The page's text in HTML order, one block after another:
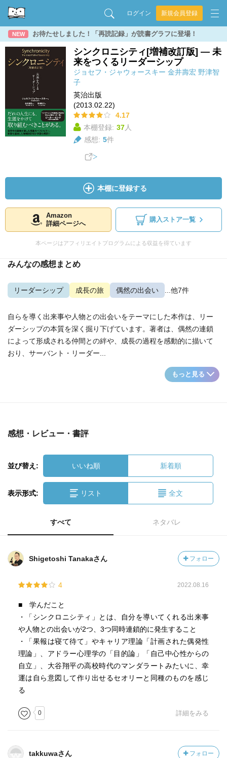
ログイン 新規会員登録
NEW お待たせしました！「再読記録」が読書グラフに登場！
シンクロニシティ[増補改訂版] ― 未
来をつくるリーダーシップ
ジョセフ・ジャウォースキー 金井壽宏 野津智
子
英治出版
(2013.02.22)
4.17
本棚登録: 37人
感想: 5件
本棚に登録する
Amazon
詳細ページへ
購入ストア一覧
本ページはアフィリエイトプログラムによる収益を得ています
みんなの感想まとめ
リーダーシップ 成長の旅 偶然の出会い ...他7件
自らを導く出来事や人物との出会いをテーマにした本作は、リー
ダーシップの本質を深く掘り下げています。著者は、偶然の連鎖
によって形成される仲間との絆や、成長の過程を感動的に描いて
おり、サーバント・リーダー...
もっと見る
感想・レビュー・書評
並び替え: いいね順 新着順
表示形式: リスト 全文
すべて ネタバレ
Shigetoshi Tanakaさん フォロー
4 2022.08.16
■ 学んだこと
・「シンクロニシティ」とは、自分を導いてくれる出来事
や人物との出会いが2つ、3つ同時連鎖的に発生すること
・「果報は寝て待て」やキャリア理論「計画された偶発性
理論」、アドラー心理学の「目的論」「自己中心性からの
自立」、大谷翔平の高校時代のマンダラートみたいに、幸
運は自ら意図して作り出せるセオリーと同種のものを感じ
る
0 詳細をみる
takkuwaさん フォロー